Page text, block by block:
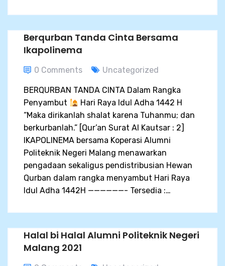
Berqurban Tanda Cinta Bersama
Ikapolinema
0 Comments Uncategorized
BERQURBAN TANDA CINTA Dalam Rangka
Penyambut
Hari Raya Idul Adha 1442 H
“Maka dirikanlah shalat karena Tuhanmu; dan
berkurbanlah.” [Qur’an Surat Al Kautsar : 2]
IKAPOLINEMA bersama Koperasi Alumni
Politeknik Negeri Malang menawarkan
pengadaan sekaligus pendistribusian Hewan
Qurban dalam rangka menyambut Hari Raya
Idul Adha 1442H ——————- Tersedia :…
Halal bi Halal Alumni Politeknik Negeri
Malang 2021